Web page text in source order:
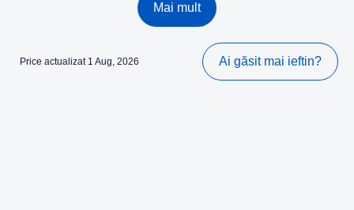
Mai mult
Price actualizat 1 Aug, 2026 Ai găsit mai ieftin?